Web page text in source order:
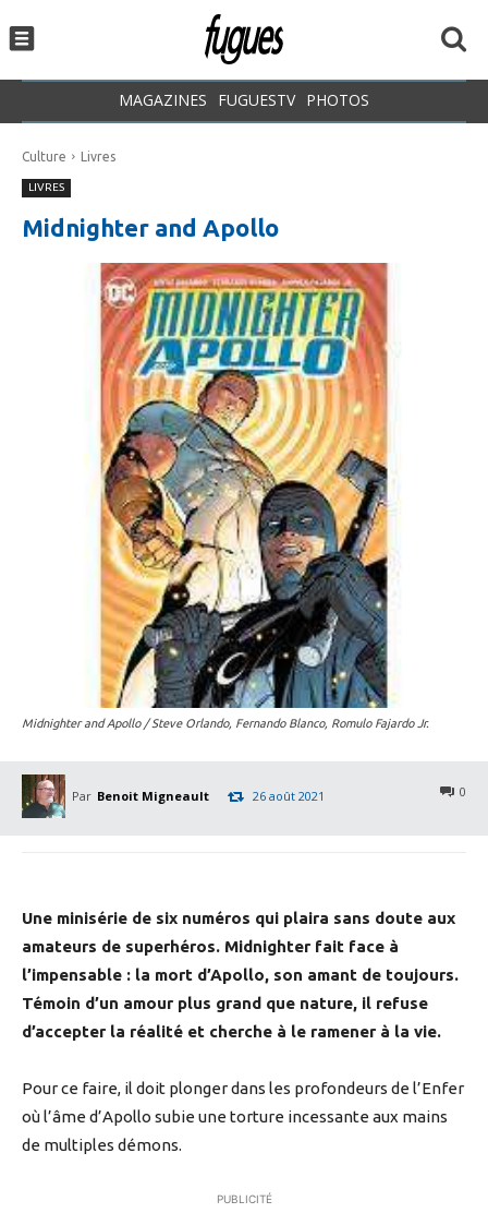
MAGAZINES FUGUESTV PHOTOS
Culture Livres
LIVRES
Midnighter and Apollo
Midnighter and Apollo / Steve Orlando, Fernando Blanco, Romulo Fajardo Jr.
Par Benoit Migneault 0
26 août 2021
Une minisérie de six numéros qui plaira sans doute aux
amateurs de superhéros. Midnighter fait face à
l’impensable : la mort d’Apollo, son amant de toujours.
Témoin d’un amour plus grand que nature, il refuse
d’accepter la réalité et cherche à le ramener à la vie.
Pour ce faire, il doit plonger dans les profondeurs de l’Enfer
où l’âme d’Apollo subie une torture incessante aux mains
de multiples démons.
PUBLICITÉ